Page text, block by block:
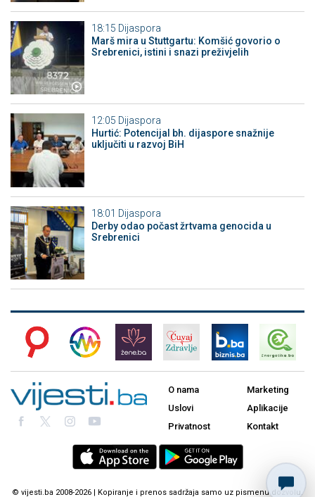
18:15 Dijaspora
Marš mira u Stuttgartu: Komšić govorio o
Srebrenici, istini i snazi preživjelih
12:05 Dijaspora
Hurtić: Potencijal bh. dijaspore snažnije
uključiti u razvoj BiH
18:01 Dijaspora
Derby odao počast žrtvama genocida u
Srebrenici
O nama
Uslovi
Privatnost
Marketing
Aplikacije
Kontakt
© vijesti.ba 2008-2026 | Kopiranje i prenos sadržaja samo uz pismenu dozvolu.